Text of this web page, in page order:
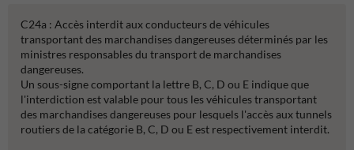
C24a : Accès interdit aux conducteurs de véhicules
transportant des marchandises dangereuses déterminés par les
ministres responsables du transport de marchandises
dangereuses.
Un sous-signe comportant la lettre B, C, D ou E indique que
l'interdiction est valable pour tous les véhicules transportant
des marchandises dangereuses pour lesquels l'accès aux tunnels
routiers de la catégorie B, C, D ou E est respectivement interdit.